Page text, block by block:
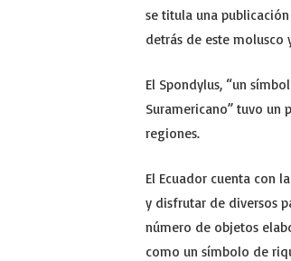
se titula una
detrás de este molusco
El Spondylus, “un
Suramericano” tuvo un
regiones.
El Ecuador cuenta con
y disfrutar de diversos
número de objetos
como un símbolo de